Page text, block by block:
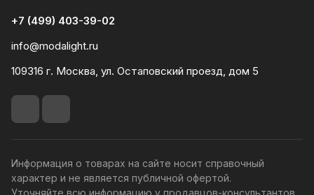
+7 (499) 403-39-02
info@modalight.ru
109316 г. Москва, ул. Остаповский проезд, дом 5
Информация о товарах на сайте носит справочный
характер и не является публичной офертой.
Уточняйте всю информацию у продавцов-консультантов.